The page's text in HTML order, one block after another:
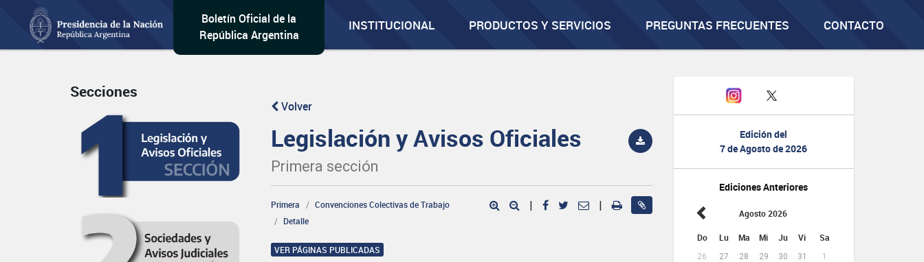
Boletín Oficial de la
República Argentina
INSTITUCIONAL PRODUCTOS Y SERVICIOS PREGUNTAS FRECUENTES CONTACTO
Edición del
7 de Agosto de 2026
Ediciones Anteriores
Agosto 2026
Do Lu Ma Mi Ju Vi Sa
26 27 28 29 30 31
1
Secciones
Volver
Legislación y Avisos Oficiales
Primera sección
Primera
Convenciones Colectivas de Trabajo
Detalle
| |
VER PÁGINAS PUBLICADAS